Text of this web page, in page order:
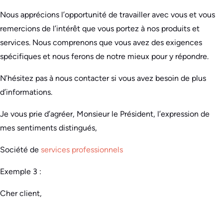
Nous apprécions l’opportunité de travailler avec vous et vous
remercions de l’intérêt que vous portez à nos produits et
services. Nous comprenons que vous avez des exigences
spécifiques et nous ferons de notre mieux pour y répondre.
N’hésitez pas à nous contacter si vous avez besoin de plus
d’informations.
Je vous prie d’agréer, Monsieur le Président, l’expression de
mes sentiments distingués,
Société de services professionnels
Exemple 3 :
Cher client,